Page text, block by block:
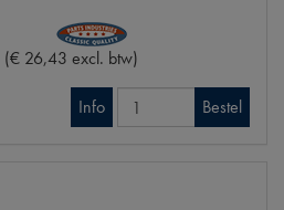
(€ 26,43 excl. btw)
Info Bestel